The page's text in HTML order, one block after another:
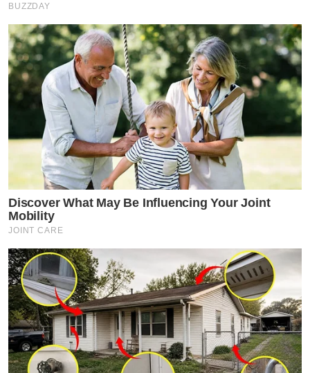
BUZZDAY
Discover What May Be Influencing Your Joint
Mobility
JOINT CARE